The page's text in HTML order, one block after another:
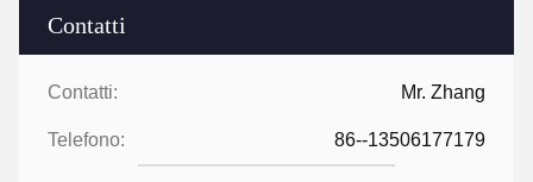
Contatti
Contatti: Mr. Zhang
Telefono: 86--13506177179